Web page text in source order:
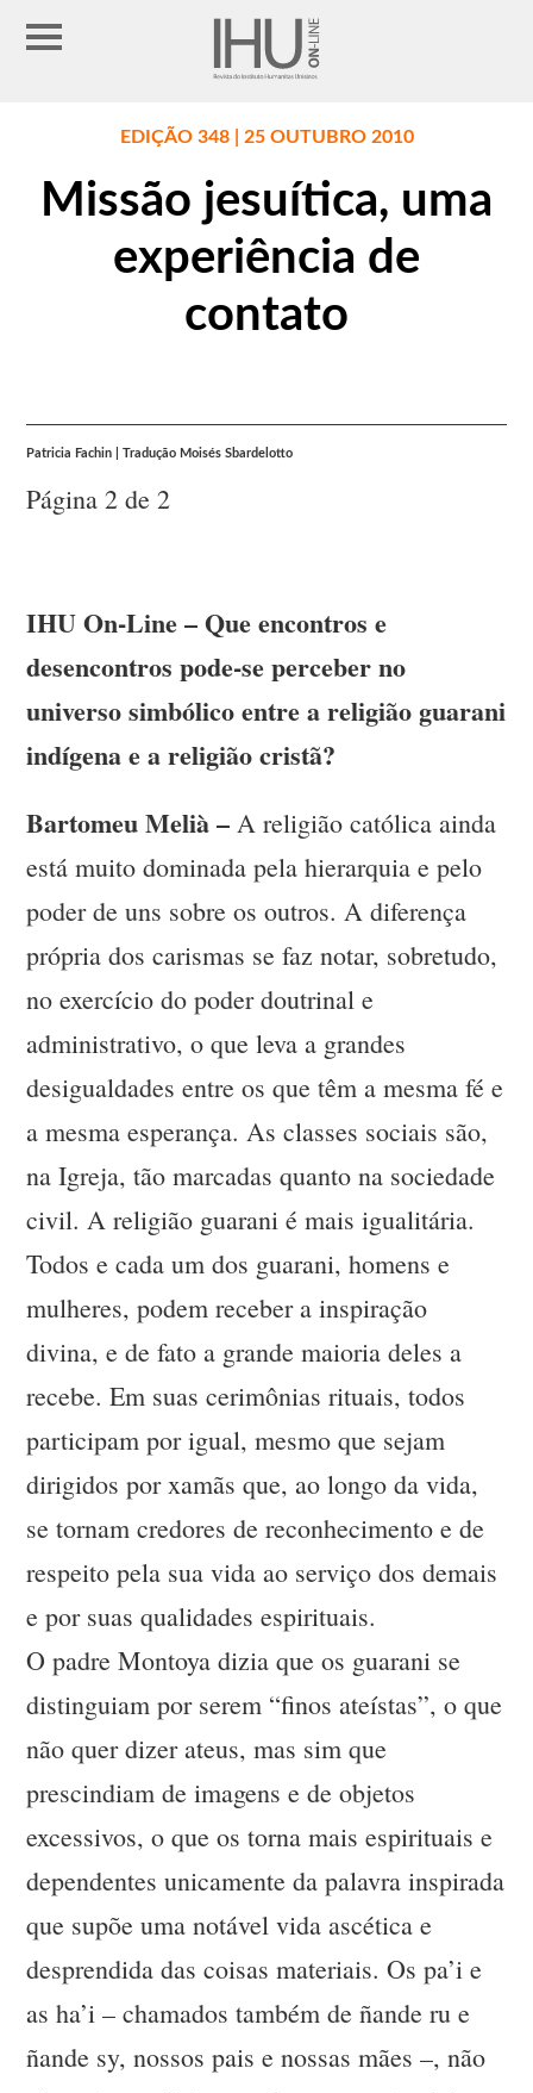
EDIÇÃO 348 | 25 OUTUBRO 2010
Missão jesuítica, uma
experiência de
contato
Patricia Fachin | Tradução Moisés Sbardelotto
Página 2 de 2
IHU On-Line – Que encontros e
desencontros pode-se perceber no
universo simbólico entre a religião guarani
indígena e a religião cristã?
Bartomeu Melià – A religião católica ainda
está muito dominada pela hierarquia e pelo
poder de uns sobre os outros. A diferença
própria dos carismas se faz notar, sobretudo,
no exercício do poder doutrinal e
administrativo, o que leva a grandes
desigualdades entre os que têm a mesma fé e
a mesma esperança. As classes sociais são,
na Igreja, tão marcadas quanto na sociedade
civil. A religião guarani é mais igualitária.
Todos e cada um dos guarani, homens e
mulheres, podem receber a inspiração
divina, e de fato a grande maioria deles a
recebe. Em suas cerimônias rituais, todos
participam por igual, mesmo que sejam
dirigidos por xamãs que, ao longo da vida,
se tornam credores de reconhecimento e de
respeito pela sua vida ao serviço dos demais
e por suas qualidades espirituais.
O padre Montoya dizia que os guarani se
distinguiam por serem “finos ateístas”, o que
não quer dizer ateus, mas sim que
prescindiam de imagens e de objetos
excessivos, o que os torna mais espirituais e
dependentes unicamente da palavra inspirada
que supõe uma notável vida ascética e
desprendida das coisas materiais. Os pa’i e
as ha’i – chamados também de ñande ru e
ñande sy, nossos pais e nossas mães –, não